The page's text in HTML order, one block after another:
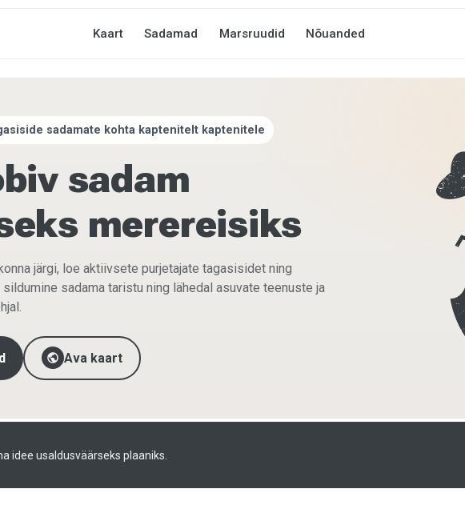
Kaart Sadamad Marsruudid Nõuanded
sadamate kohta kaptenitelt kaptenitele
sadam
merereisiks
järgi, loe aktiivsete purjetajate tagasisidet ning
sadama taristu ning lähedal asuvate teenuste ja
public Ava kaart
idee usaldusväärseks plaaniks.